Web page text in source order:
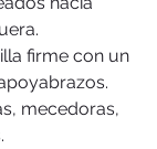
firme con un
mecedoras,